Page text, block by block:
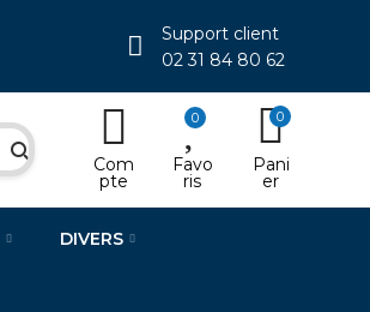
Support client
02 31 84 80 62
search Com
pte
0
Favo
ris
0
Pani
er
DIVERS